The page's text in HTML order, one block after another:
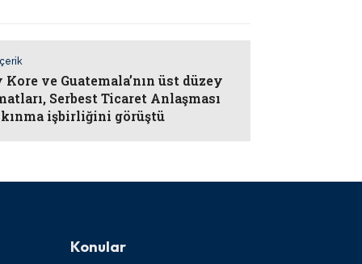
Kore ve Guatemala’nın üst düzey
Serbest Ticaret Anlaşması
işbirliğini görüştü
Konular